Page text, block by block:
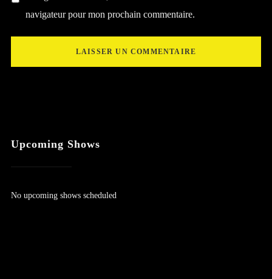
navigateur pour mon prochain commentaire.
Upcoming Shows
No upcoming shows scheduled